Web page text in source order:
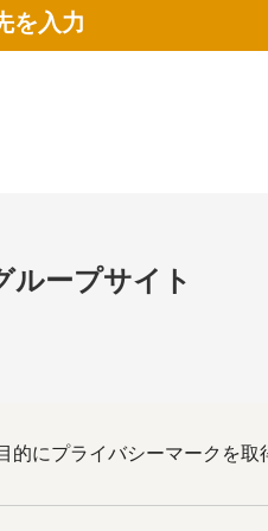
を入力
ループサイト
にプライバシーマークを取